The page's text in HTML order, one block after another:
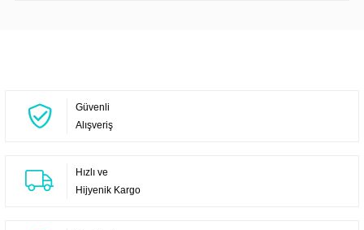
Güvenli
Alışveriş
Hızlı ve
Hijyenik Kargo